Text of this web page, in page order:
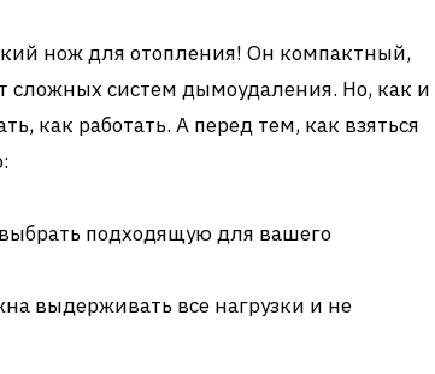
нож для отопления! Он компактный,
сложных систем дымоудаления. Но, как и
как работать. А перед тем, как взяться
подходящую для вашего
выдерживать все нагрузки и не